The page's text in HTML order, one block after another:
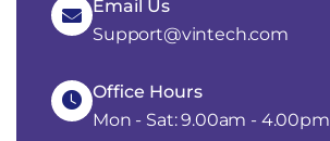
Email Us
Support@vintech.com
Office Hours
Mon - Sat: 9.00am - 4.00pm